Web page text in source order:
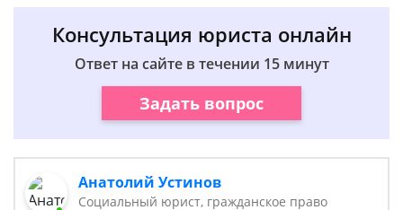
Консультация юриста онлайн
Ответ на сайте в течении 15 минут
Задать вопрос
Анатолий Устинов
Социальный юрист, гражданское право